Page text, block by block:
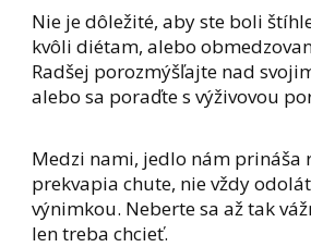
Nie je dôležité, aby ste boli
kvôli diétam, alebo
Radšej porozmýšľajte nad
alebo sa poraďte s výživovou
Medzi nami, jedlo nám prináša
prekvapia chute, nie vždy
výnimkou. Neberte sa až tak
len treba chcieť.